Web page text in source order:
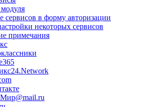
сервисов в форму авторизации
некоторых сервисов
примечания